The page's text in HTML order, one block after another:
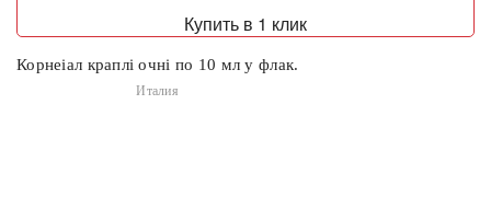
Купить в 1 клик
Корнеіал краплі очні по 10 мл у флак.
Италия